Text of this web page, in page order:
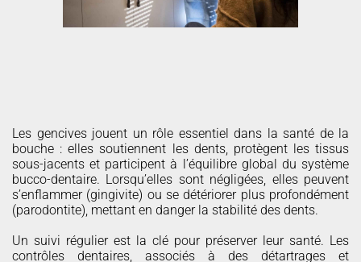
Les gencives jouent un rôle essentiel dans la santé de la
bouche : elles soutiennent les dents, protègent les tissus
sous-jacents et participent à l’équilibre global du système
bucco-dentaire. Lorsqu’elles sont négligées, elles peuvent
s’enflammer (gingivite) ou se détériorer plus profondément
(parodontite), mettant en danger la stabilité des dents.
Un suivi régulier est la clé pour préserver leur santé. Les
contrôles dentaires, associés à des détartrages et